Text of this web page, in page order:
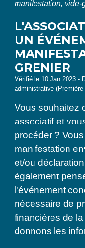
manifestation, vide-
UN
GRENIER
Vérifié le 10 Jan 2023 -
administrative (Première
Vous souhaitez
associatif et
procéder ?
manifestation
et/ou
également
l'événement
nécessaire de
financières de
donnons les